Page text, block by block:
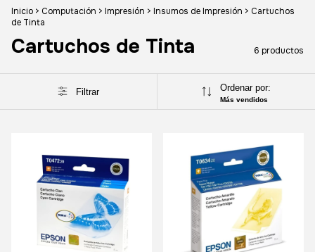
Inicio > Computación > Impresión > Insumos de Impresión > Cartuchos
de Tinta
Cartuchos de Tinta 6 productos
Filtrar Ordenar por:
Más vendidos